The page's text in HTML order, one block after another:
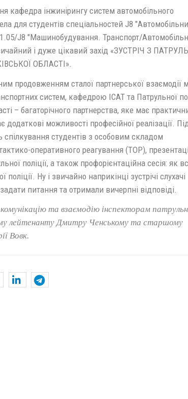
кафедра інжинірингу систем автомобільного
для студентів спеціальностей J8
J8 "Машинобудування. Транспорт/
і дуже цікавий захід «ЗУСТРІЧ З
ОБЛАСТІ».
продовженням сталої партнерської взаємодії
систем, кафедрою ІСАТ та Патрульної
– багаторічного партнерства, яке має
додаткові можливості професійної реалізації.
спілкування студентів з особовим складом
оперативного реагування (ТОР),
поліції, а також профорієнтаційна сесія: як
поліції. Ну і звичайно наприкінці зустрічі слухачі
питання та отримали вичерпні відповіді.
та взаємодію інспекторам
лейтенанту Дмитру Ченському та старшому
Вовк.